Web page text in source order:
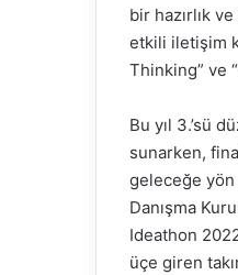
bir hazırlık
etkili iletişim
Thinking” ve
Bu yıl 3.’sü
sunarken,
geleceğe yön
Danışma
Ideathon
üçe giren